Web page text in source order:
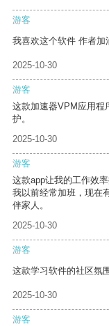
游客
我喜欢这个软件 作者加
2025-10-30
游客
这款加速器VPM应用程
护。
2025-10-30
游客
这款app让我的工作效
我以前经常加班，现在
伴家人。
2025-10-30
游客
这款学习软件的社区氛
2025-10-30
游客